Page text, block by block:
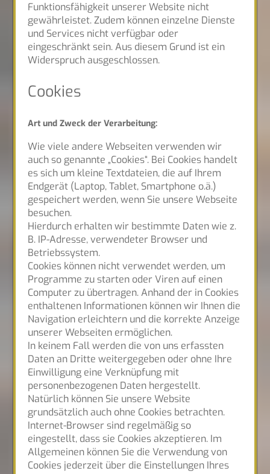
Funktionsfähigkeit unserer Website nicht
gewährleistet. Zudem können einzelne Dienste
und Services nicht verfügbar oder
eingeschränkt sein. Aus diesem Grund ist ein
Widerspruch ausgeschlossen.
Cookies
Art und Zweck der Verarbeitung:
Wie viele andere Webseiten verwenden wir
auch so genannte „Cookies“. Bei Cookies handelt
es sich um kleine Textdateien, die auf Ihrem
Endgerät (Laptop, Tablet, Smartphone o.ä.)
gespeichert werden, wenn Sie unsere Webseite
besuchen.
Hierdurch erhalten wir bestimmte Daten wie z.
B. IP-Adresse, verwendeter Browser und
Betriebssystem.
Cookies können nicht verwendet werden, um
Programme zu starten oder Viren auf einen
Computer zu übertragen. Anhand der in Cookies
enthaltenen Informationen können wir Ihnen die
Navigation erleichtern und die korrekte Anzeige
unserer Webseiten ermöglichen.
In keinem Fall werden die von uns erfassten
Daten an Dritte weitergegeben oder ohne Ihre
Einwilligung eine Verknüpfung mit
personenbezogenen Daten hergestellt.
Natürlich können Sie unsere Website
grundsätzlich auch ohne Cookies betrachten.
Internet-Browser sind regelmäßig so
eingestellt, dass sie Cookies akzeptieren. Im
Allgemeinen können Sie die Verwendung von
Cookies jederzeit über die Einstellungen Ihres